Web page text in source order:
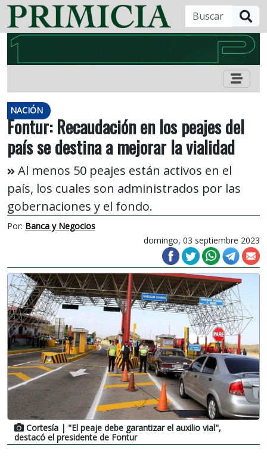
NACIÓN
Fontur: Recaudación en los peajes del
país se destina a mejorar la vialidad
Al menos 50 peajes están activos en el
país, los cuales son administrados por las
gobernaciones y el fondo.
Por: Banca y Negocios
domingo, 03 septiembre 2023
Cortesía | "El peaje debe garantizar el auxilio vial",
destacó el presidente de Fontur